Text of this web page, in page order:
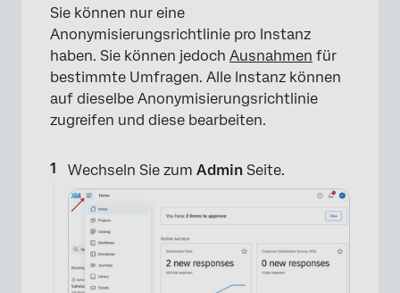
Sie können nur eine
Anonymisierungsrichtlinie pro Instanz
haben. Sie können jedoch Ausnahmen für
bestimmte Umfragen. Alle Instanz können
auf dieselbe Anonymisierungsrichtlinie
zugreifen und diese bearbeiten.
Wechseln Sie zum Admin Seite.